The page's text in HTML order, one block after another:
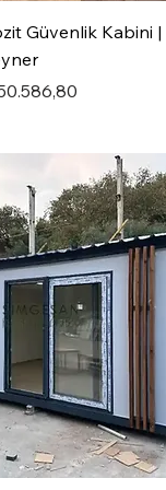
Güvenlik Kabini |
Fiyat